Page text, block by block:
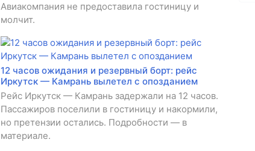
Авиакомпания не предоставила гостиницу и
молчит.
12 часов ожидания и резервный борт: рейс
Иркутск — Камрань вылетел с опозданием
Рейс Иркутск — Камрань задержали на 12 часов.
Пассажиров поселили в гостиницу и накормили,
но претензии остались. Подробности — в
материале.